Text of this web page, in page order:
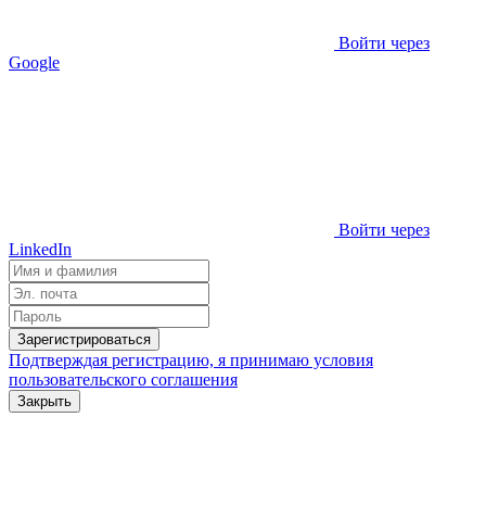
Войти через
Google
Войти через
LinkedIn
Зарегистрироваться
Подтверждая регистрацию, я принимаю условия
пользовательского соглашения
Закрыть